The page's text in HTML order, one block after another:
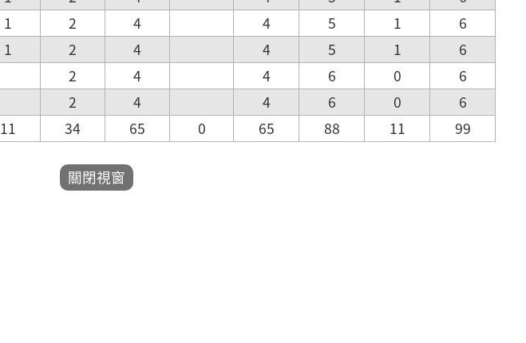
1 2 4 4 5 1
6
1 2 4 4 5 1
6
2 4 4 6 0
6
2 4 4 6 0
6
11 34 65 0 65 88 11 99